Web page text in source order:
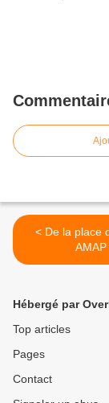
< De la place dans une
AMAP
Hébergé par
Top articles
Pages
Contact